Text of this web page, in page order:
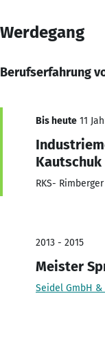
Werdegang
Berufserfahrung
Bis heute 11
Kautschuk
RKS- Rimberger
2013 - 2015
Meister
Seidel GmbH &